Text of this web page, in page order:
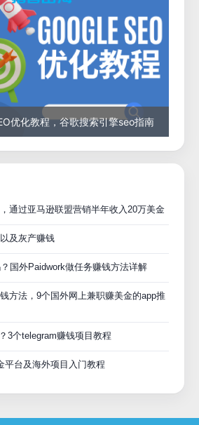
优化教程，谷歌搜索引擎seo指南
通过亚马逊联盟营销半年收入20万美金
及灰产赚钱
国外Paidwork做任务赚钱方法详解
方法，9个国外网上兼职赚美金的app推
3个telegram赚钱项目教程
平台及海外项目入门教程